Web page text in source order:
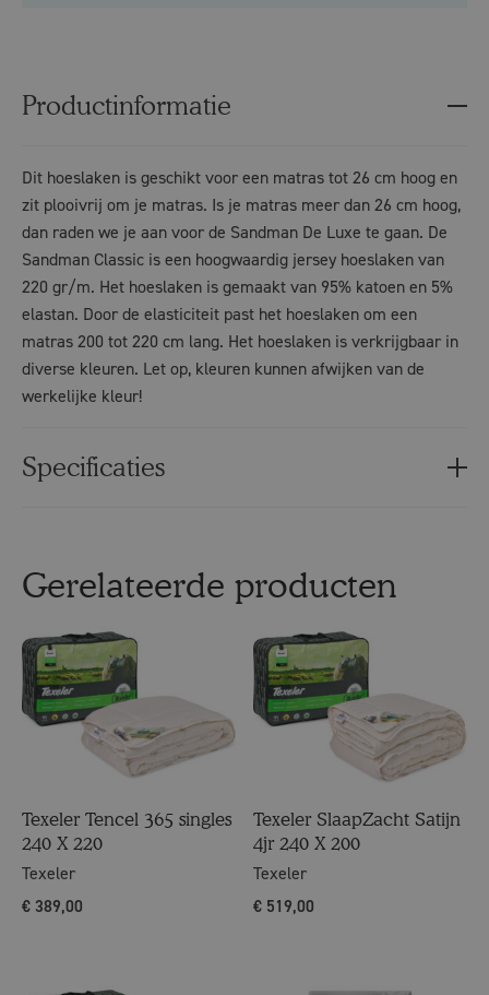
Productinformatie
Dit hoeslaken is geschikt voor een matras tot 26 cm hoog en
zit plooivrij om je matras. Is je matras meer dan 26 cm hoog,
dan raden we je aan voor de Sandman De Luxe te gaan. De
Sandman Classic is een hoogwaardig jersey hoeslaken van
220 gr/m. Het hoeslaken is gemaakt van 95% katoen en 5%
elastan. Door de elasticiteit past het hoeslaken om een
matras 200 tot 220 cm lang. Het hoeslaken is verkrijgbaar in
diverse kleuren. Let op, kleuren kunnen afwijken van de
werkelijke kleur!
Specificaties
Gerelateerde producten
Texeler Tencel 365 singles
240 X 220
Texeler
€ 389,00
Texeler SlaapZacht Satijn
4jr 240 X 200
Texeler
€ 519,00